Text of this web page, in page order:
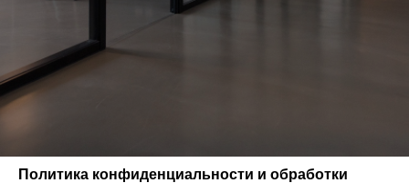
Политика конфиденциальности и обработки